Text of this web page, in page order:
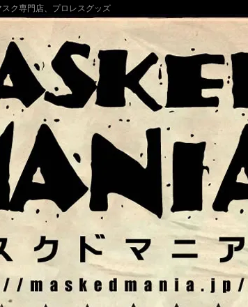
ク専門店、プロレスグッズ